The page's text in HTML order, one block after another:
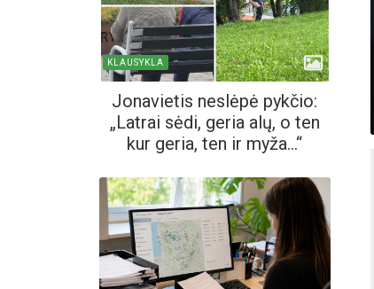
KLAUSYKLA
Jonavietis neslėpė pykčio:
„Latrai sėdi, geria alų, o ten
kur geria, ten ir myža...“